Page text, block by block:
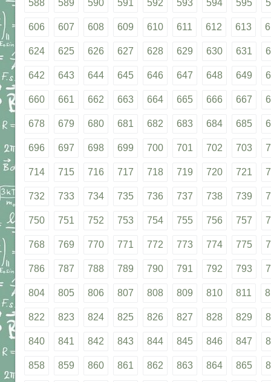
588 589 590 591 592 593 594 595
606 607 608 609 610 611 612 613
624 625 626 627 628 629 630 631
642 643 644 645 646 647 648 649
660 661 662 663 664 665 666 667
678 679 680 681 682 683 684 685
696 697 698 699 700 701 702 703
714 715 716 717 718 719 720 721
732 733 734 735 736 737 738 739
750 751 752 753 754 755 756 757
768 769 770 771 772 773 774 775
786 787 788 789 790 791 792 793
804 805 806 807 808 809 810 811
822 823 824 825 826 827 828 829
840 841 842 843 844 845 846 847
858 859 860 861 862 863 864 865